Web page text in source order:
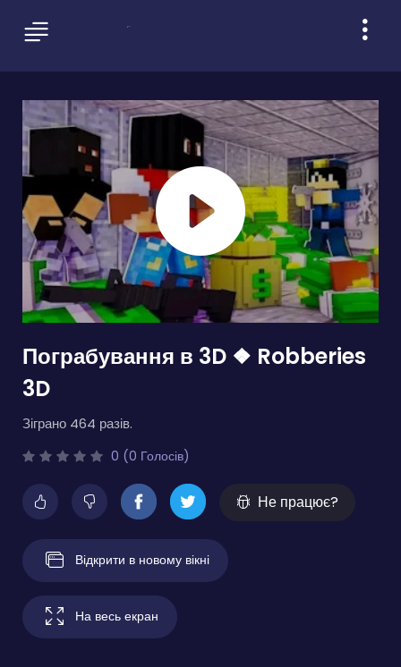
Пограбування в 3D ❖ Robberies
3D
Зіграно 464 разів.
0 (0 Голосів)
Не працює?
Відкрити в новому вікні
На весь екран